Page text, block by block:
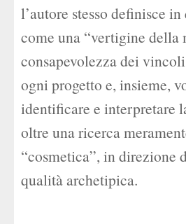
l’autore stesso definisce
come una “vertigine della
consapevolezza dei
ogni progetto e, insieme,
identificare e interpretare
oltre una ricerca
“cosmetica”, in direzione
qualità archetipica.